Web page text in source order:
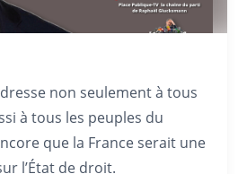
non seulement à tous
à tous les peuples du
que la France serait une
l’État de droit.